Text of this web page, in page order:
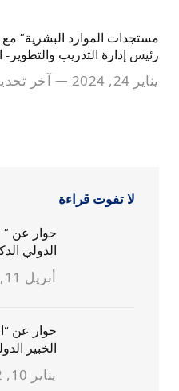
مستجدات الموارد البشرية”
رئيس إدارة التدريب والتطوير-
يناير 24, 2024 آخر
لا تفوت قراءة
حوار عن ”
الدولي
أبريل 11, 2022
حوار عن
الخبير
يناير 10, 2022